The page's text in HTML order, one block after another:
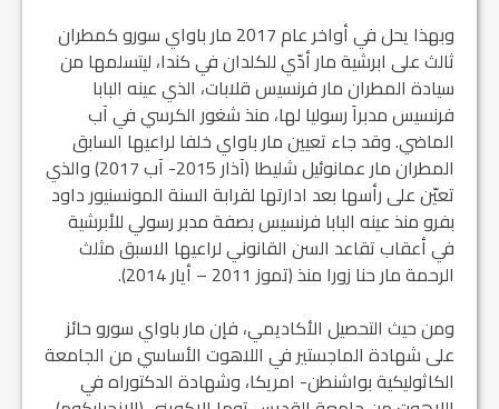
وبهذا يحل في أواخر عام 2017 مار باواي سورو كمطران
ثالث على ابرشية مار أدّي للكلدان في كندا، ليتسلمها من
سيادة المطران مار فرنسيس قلابات، الذي عينه البابا
فرنسيس مدبراَ رسوليا لها، منذ شغور الكرسي في آب
الماضي. وقد جاء تعيين مار باواي خلفا لراعيها السابق
المطران مار عمانوئيل شليطا (آذار 2015- آب 2017) والذي
تعيّن على رأسها بعد ادارتها لقرابة السنة المونسنيور داود
بفرو منذ عينه البابا فرنسيس بصفة مدبر رسولي للأبرشية
في أعقاب تقاعد السن القانوني لراعيها الاسبق مثلث
الرحمة مار حنا زورا منذ (تموز 2011 – أيار 2014).
ومن حيث التحصيل الأكاديمي، فإن مار باواي سورو حائز
على شهادة الماجستير في اللاهوت الأساسي من الجامعة
الكاثوليكية بواشنطن- امريكا، وشهادة الدكتوراه في